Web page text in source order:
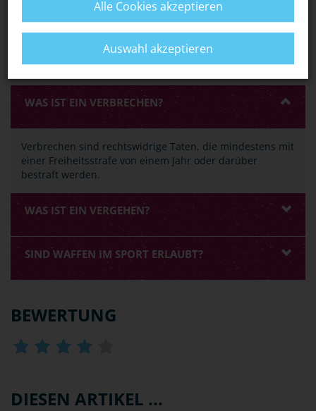
EURE FRAGEN ZUM THEMA
WAS IST EIN VERBRECHEN?
Verbrechen sind rechtswidrige Taten, die mindestens mit
einer Freiheitsstrafe von einem Jahr oder darüber
bestraft werden.
WAS IST EIN VERGEHEN?
SIND WAFFEN IM SPORT ERLAUBT?
BEWERTUNG
DIESEN ARTIKEL ...
Alle Cookies akzeptieren
Auswahl akzeptieren